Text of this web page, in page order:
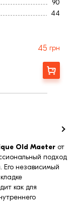
90
44
88
300
Серый
45 грн
Заказать
Old Maeter от
подход
Его независимый
как для